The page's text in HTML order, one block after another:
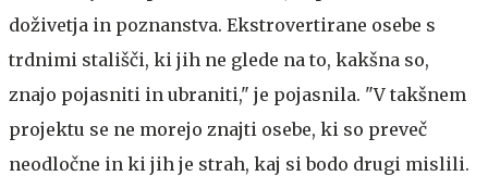
doživetja in poznanstva. Ekstrovertirane osebe s
trdnimi stališči, ki jih ne glede na to, kakšna so,
znajo pojasniti in ubraniti," je pojasnila. "V takšnem
projektu se ne morejo znajti osebe, ki so preveč
neodločne in ki jih je strah, kaj si bodo drugi mislili.